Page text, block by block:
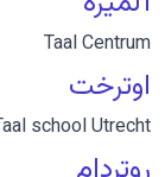
Taal Centrum
اوترخت
school Utrecht